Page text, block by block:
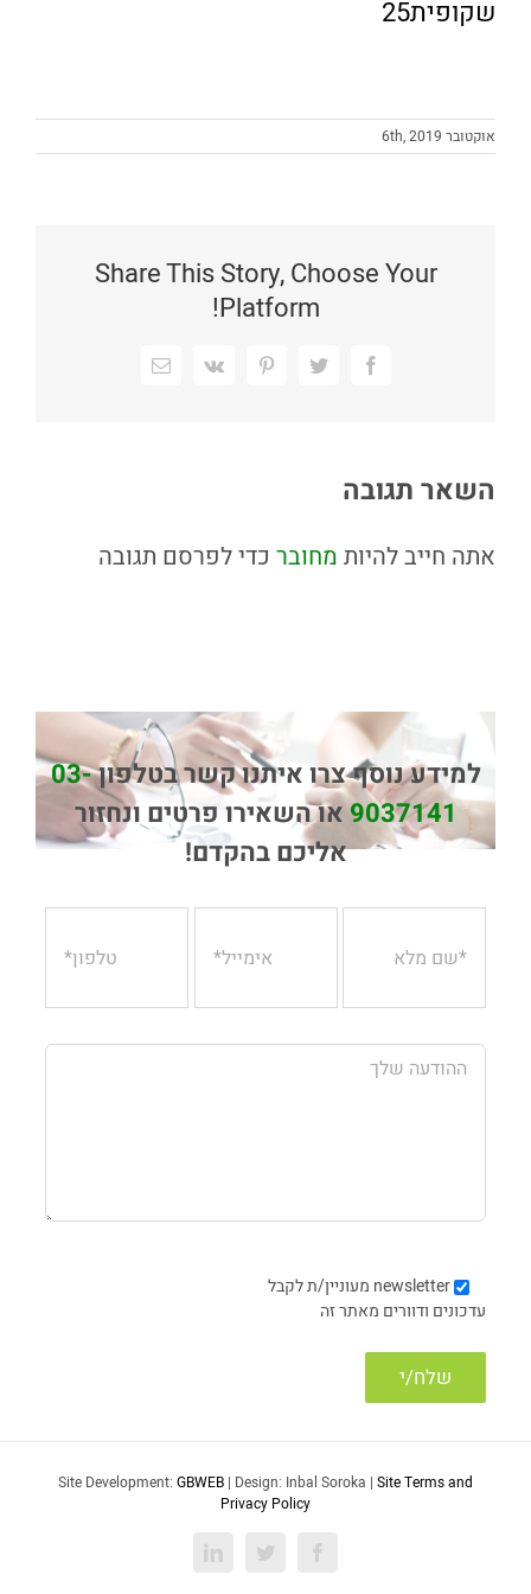
שקופית25
אוקטובר 6th, 2019
Share This Story, Choose Your
Platform!
Facebook
Twitter
Pinterest
Vk
כתובת
השאר תגובה
אתה חייב להיות מחובר כדי לפרסם תגובה
למידע נוסף צרו איתנו קשר בטלפון03-
9037141או השאירו פרטים ונחזור
אליכם בהקדם!
newsletter מעוניין/ת לקבל
עדכונים ודוורים מאתר זה
Site Development: GBWEB | Design: Inbal Soroka | Site Terms and
Privacy Policy
Facebook
Twitter
LinkedIn